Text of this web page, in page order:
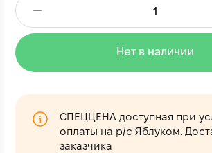
Нет в наличии
СПЕЦЦЕНА доступная при
оплаты на р/с Яблуком.
заказчика